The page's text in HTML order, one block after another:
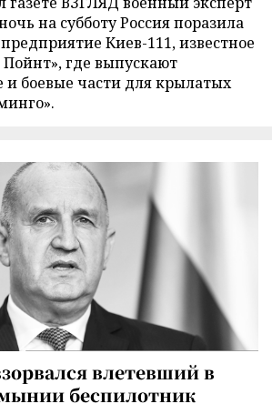
на субботу Россия поразила
Киев-111, известное
где выпускают
боевые части для крылатых
влетевший в
беспилотник